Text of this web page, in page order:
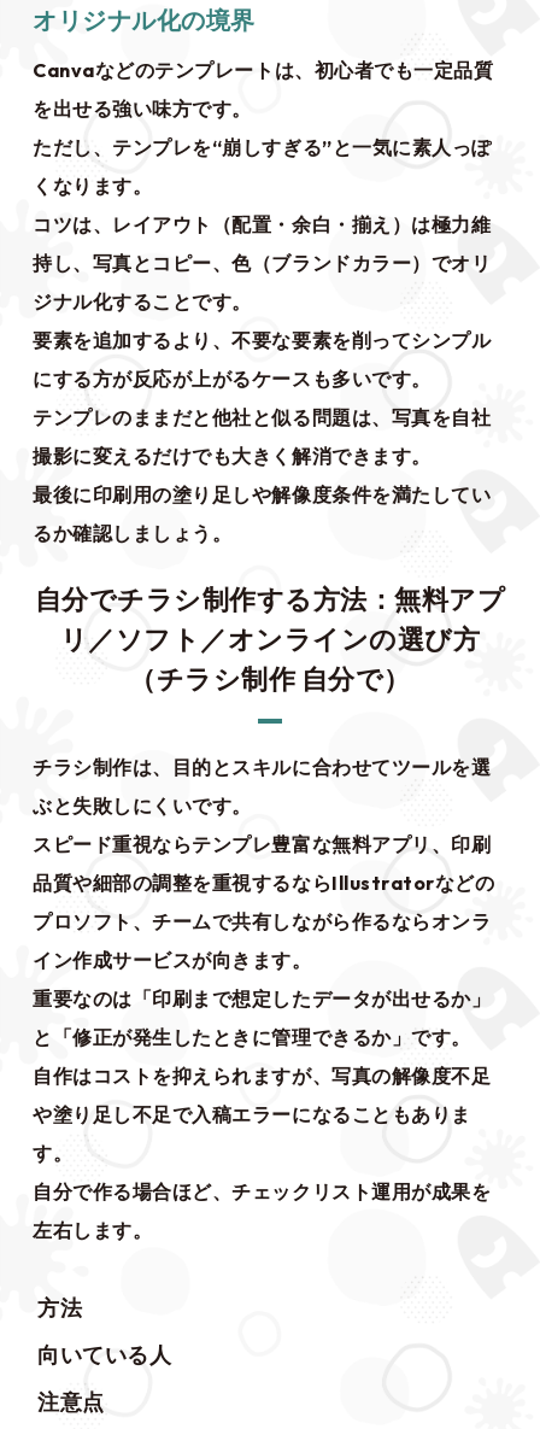
オリジナル化の境界
Canvaなどのテンプレートは、初心者でも一定品質
を出せる強い味方です。
ただし、テンプレを“崩しすぎる”と一気に素人っぽ
くなります。
コツは、レイアウト（配置・余白・揃え）は極力維
持し、写真とコピー、色（ブランドカラー）でオリ
ジナル化することです。
要素を追加するより、不要な要素を削ってシンプル
にする方が反応が上がるケースも多いです。
テンプレのままだと他社と似る問題は、写真を自社
撮影に変えるだけでも大きく解消できます。
最後に印刷用の塗り足しや解像度条件を満たしてい
るか確認しましょう。
自分でチラシ制作する方法：無料アプ
リ／ソフト／オンラインの選び方
（チラシ制作 自分で）
チラシ制作は、目的とスキルに合わせてツールを選
ぶと失敗しにくいです。
スピード重視ならテンプレ豊富な無料アプリ、印刷
品質や細部の調整を重視するならIllustratorなどの
プロソフト、チームで共有しながら作るならオンラ
イン作成サービスが向きます。
重要なのは「印刷まで想定したデータが出せるか」
と「修正が発生したときに管理できるか」です。
自作はコストを抑えられますが、写真の解像度不足
や塗り足し不足で入稿エラーになることもありま
す。
自分で作る場合ほど、チェックリスト運用が成果を
左右します。
方法
向いている人
注意点